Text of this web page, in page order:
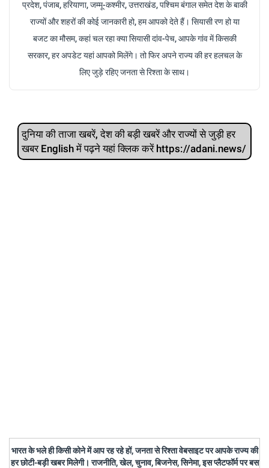
प्रदेश, पंजाब, हरियाणा, जम्मू-कश्मीर, उत्तराखंड, पश्चिम बंगाल समेत देश के बाकी
राज्यों और शहरों की कोई जानकारी हो, हम आपको देते हैं। सियासी रण हो या
बजट का मौसम, कहां चल रहा क्या सियासी दांव-पेच, आपके गांव में किसकी
सरकार, हर अपडेट यहां आपको मिलेंगे। तो फिर अपने राज्य की हर हलचल के
लिए जुड़े रहिए जनता से रिश्ता के साथ।
दुनिया की ताजा खबरें, देश की बड़ी खबरें और राज्‍यों से जुड़ी हर
खबर English में पढ़ने यहां क्लिक करें https://adani.news/
भारत के भले ही किसी कोने में आप रह रहे हों, जनता से रिश्ता वेबसाइट पर आपके राज्य की
हर छोटी-बड़ी खबर मिलेगी। राजनीति, खेल, चुनाव, बिजनेस, सिनेमा, इस प्लैटफॉर्म पर बस